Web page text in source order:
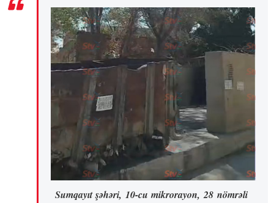
Sumqayıt şəhəri, 10-cu mikrorayon, 28 nömrəli